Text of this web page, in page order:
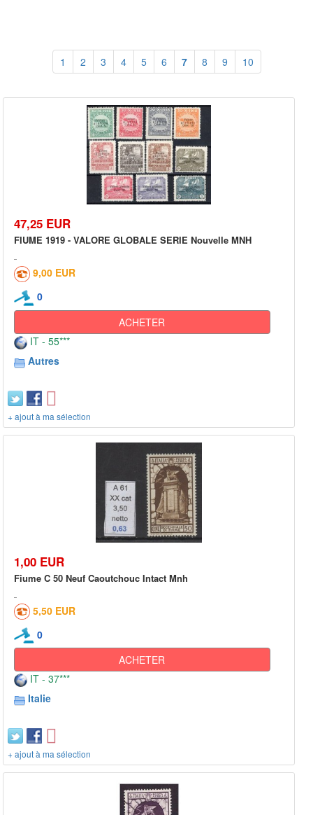
1 2 3 4 5 6 7 8 9 10
47,25 EUR
FIUME 1919 - VALORE GLOBALE SERIE Nouvelle MNH
9,00 EUR
0
ACHETER
IT - 55***
Autres
+ ajout à ma sélection
1,00 EUR
Fiume C 50 Neuf Caoutchouc Intact Mnh
5,50 EUR
0
ACHETER
IT - 37***
Italie
+ ajout à ma sélection